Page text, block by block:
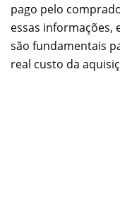
pago pelo
essas informações,
são fundamentais
real custo da